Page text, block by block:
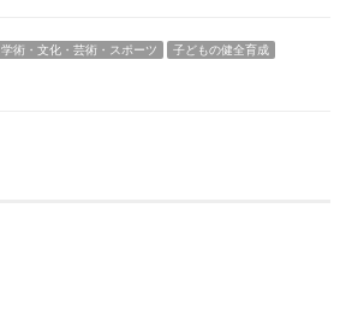
学術・文化・芸術・スポーツ 子どもの健全育成